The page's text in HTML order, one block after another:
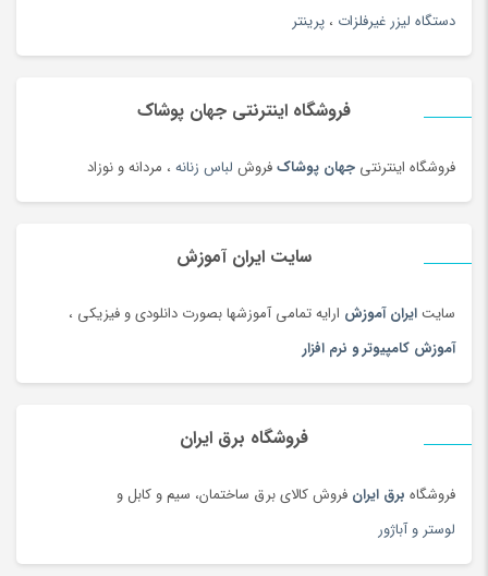
دستگاه لیزر غیرفلزات ، پرینتر
فروشگاه اینترنتی جهان پوشاک
فروشگاه اینترنتی جهان پوشاکفروش لباس زنانه ، مردانه و نوزاد
سایت ایران آموزش
سایت ایران آموزش ارایه تمامی آموزشها بصورت دانلودی و فیزیکی ،
آموزش کامپیوتر و نرم افزار
فروشگاه برق ایران
فروشگاه برق ایران فروش کالای برق ساختمان، سیم و کابل و
لوستر و آباژور